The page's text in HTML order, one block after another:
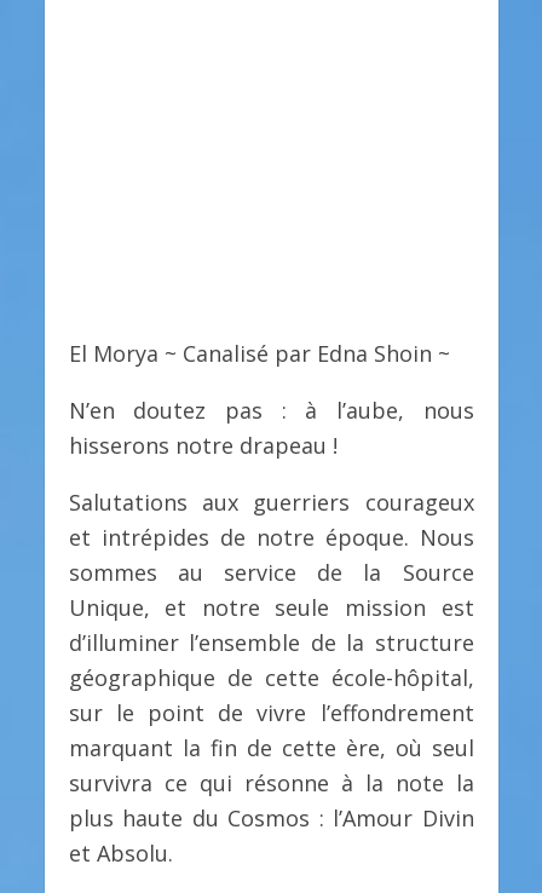
El Morya ~ Canalisé par Edna Shoin ~
N’en doutez pas : à l’aube, nous
hisserons notre drapeau !
Salutations aux guerriers courageux
et intrépides de notre époque. Nous
sommes au service de la Source
Unique, et notre seule mission est
d’illuminer l’ensemble de la structure
géographique de cette école-hôpital,
sur le point de vivre l’effondrement
marquant la fin de cette ère, où seul
survivra ce qui résonne à la note la
plus haute du Cosmos : l’Amour Divin
et Absolu.